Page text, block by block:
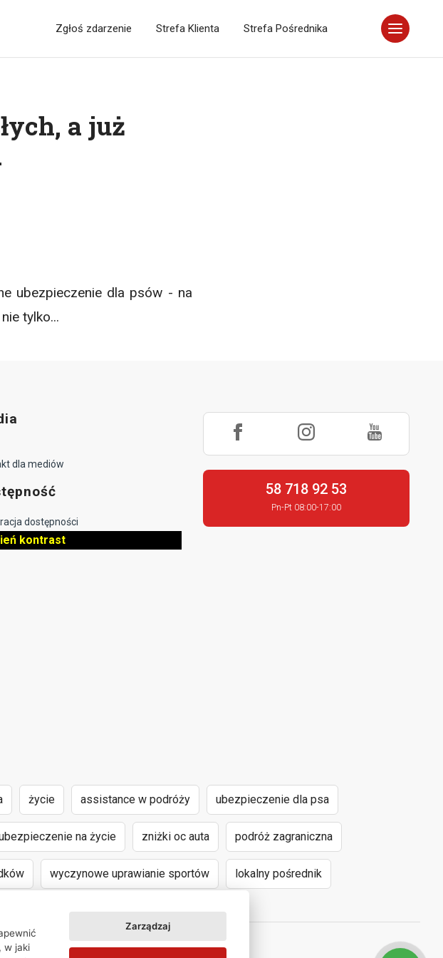
Zgłoś zdarzenie Strefa Klienta Strefa Pośrednika
a już
ubezpieczenie dla psów - na
tylko...
dla mediów
dostępności
kontrast
58 718 92 53
Pn-Pt 08:00-17:00
życie assistance w podróży ubezpieczenie dla psa
na życie zniżki oc auta podróż zagraniczna
wyczynowe uprawianie sportów lokalny pośrednik
w jaki
Zarządzaj